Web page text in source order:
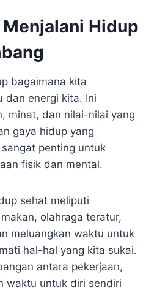
Hidup
bagaimana kita
dan energi kita. Ini
minat, dan nilai-nilai yang
gaya hidup yang
penting untuk
fisik dan mental.
sehat meliputi
olahraga teratur,
meluangkan waktu untuk
hal-hal yang kita sukai.
antara pekerjaan,
waktu untuk diri sendiri